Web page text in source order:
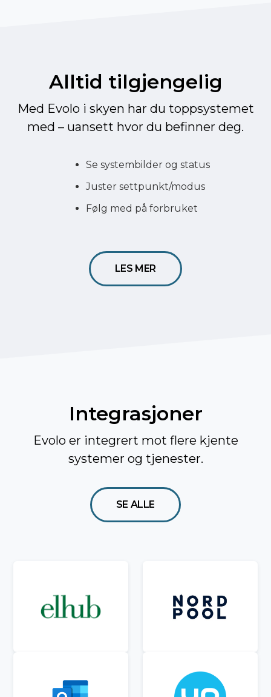
Alltid tilgjengelig
Med Evolo i skyen har du toppsystemet
med – uansett hvor du befinner deg.
Se systembilder og status
Juster settpunkt/modus
Følg med på forbruket
LES MER
Integrasjoner
Evolo er integrert mot flere kjente
systemer og tjenester.
SE ALLE